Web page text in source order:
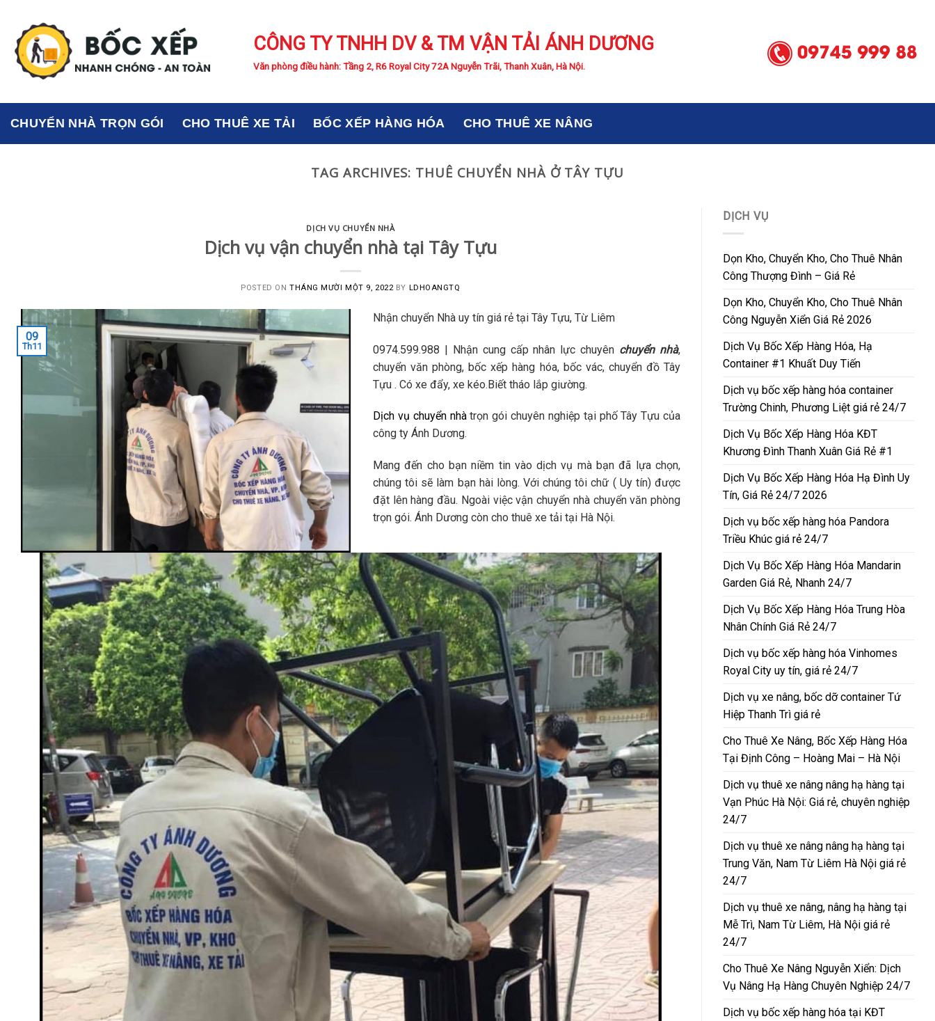
content
CÔNG TY TNHH DV & TM VẬN TẢI ÁNH DƯƠNG
Văn phòng điều hành: Tầng 2, R6 Royal City 72A Nguyễn Trãi, Thanh Xuân, Hà Nội.
CHUYỂN NHÀ TRỌN GÓI CHO THUÊ XE TẢI BỐC XẾP HÀNG HÓA CHO THUÊ XE NÂNG
TAG ARCHIVES: THUÊ CHUYỂN NHÀ Ở TÂY TỰU
DỊCH VỤ CHUYỂN NHÀ
Dịch vụ vận chuyển nhà tại Tây Tựu
POSTED ON THÁNG MƯỜI MỘT 9, 2022BY LDHOANGTQ
09
Th11
Nhận chuyển Nhà uy tín giá rẻ tại Tây Tựu, Từ Liêm
0974.599.988 | Nhận cung cấp nhân lực chuyên chuyển nhà,
chuyển văn phòng, bốc xếp hàng hóa, bốc vác, chuyển đồ Tây
Tựu . Có xe đẩy, xe kéo.Biết tháo lắp giường.
Dịch vụ chuyển nhàtrọn gói chuyên nghiệp tại phố Tây Tựu của
công ty Ánh Dương.
Mang đến cho bạn niềm tin vào dịch vụ mà bạn đã lựa chọn,
chúng tôi sẽ làm bạn hài lòng. Với chúng tôi chữ ( Uy tín) được
đặt lên hàng đầu. Ngoài việc vận chuyển nhà chuyển văn phòng
trọn gói. Ánh Dương còn cho thuê xe tải tại Hà Nội.
DỊCH VỤ
Dọn Kho, Chuyển Kho, Cho Thuê Nhân
Công Thượng Đình – Giá Rẻ
Dọn Kho, Chuyển Kho, Cho Thuê Nhân
Công Nguyễn Xiển Giá Rẻ 2026
Dịch Vụ Bốc Xếp Hàng Hóa, Hạ
Container #1 Khuất Duy Tiến
Dịch vụ bốc xếp hàng hóa container
Trường Chinh, Phương Liệt giá rẻ 24/7
Dịch Vụ Bốc Xếp Hàng Hóa KĐT
Khương Đình Thanh Xuân Giá Rẻ #1
Dịch Vụ Bốc Xếp Hàng Hóa Hạ Đình Uy
Tín, Giá Rẻ 24/7 2026
Dịch vụ bốc xếp hàng hóa Pandora
Triều Khúc giá rẻ 24/7
Dịch Vụ Bốc Xếp Hàng Hóa Mandarin
Garden Giá Rẻ, Nhanh 24/7
Dịch Vụ Bốc Xếp Hàng Hóa Trung Hòa
Nhân Chính Giá Rẻ 24/7
Dịch vụ bốc xếp hàng hóa Vinhomes
Royal City uy tín, giá rẻ 24/7
Dịch vụ xe nâng, bốc dỡ container Tứ
Hiệp Thanh Trì giá rẻ
Cho Thuê Xe Nâng, Bốc Xếp Hàng Hóa
Tại Định Công – Hoàng Mai – Hà Nội
Dịch vụ thuê xe nâng nâng hạ hàng tại
Vạn Phúc Hà Nội: Giá rẻ, chuyên nghiệp
24/7
Dịch vụ thuê xe nâng nâng hạ hàng tại
Trung Văn, Nam Từ Liêm Hà Nội giá rẻ
24/7
Dịch vụ thuê xe nâng, nâng hạ hàng tại
Mễ Trì, Nam Từ Liêm, Hà Nội giá rẻ
24/7
Cho Thuê Xe Nâng Nguyễn Xiển: Dịch
Vụ Nâng Hạ Hàng Chuyên Nghiệp 24/7
Dịch vụ bốc xếp hàng hóa tại KĐT